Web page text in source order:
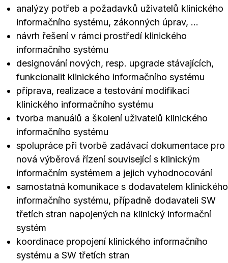
analýzy potřeb a požadavků uživatelů klinického
informačního systému, zákonných úprav, …
návrh řešení v rámci prostředí klinického
informačního systému
designování nových, resp. upgrade stávajících,
funkcionalit klinického informačního systému
příprava, realizace a testování modifikací
klinického informačního systému
tvorba manuálů a školení uživatelů klinického
informačního systému
spolupráce při tvorbě zadávací dokumentace pro
nová výběrová řízení související s klinickým
informačním systémem a jejich vyhodnocování
samostatná komunikace s dodavatelem klinického
informačního systému, případně dodavateli SW
třetích stran napojených na klinický informační
systém
koordinace propojení klinického informačního
systému a SW třetích stran